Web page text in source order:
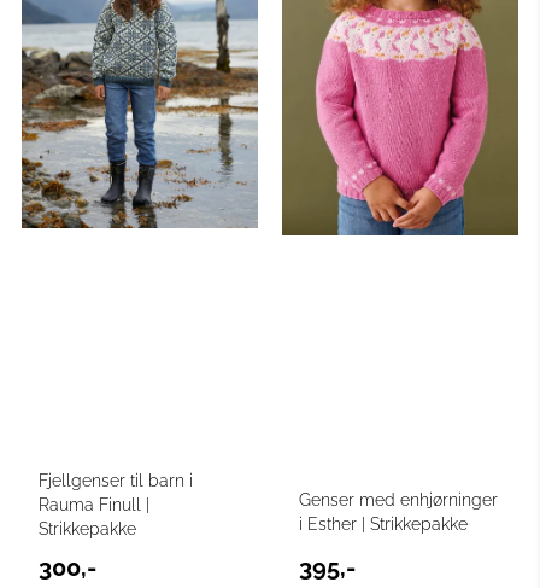
Fjellgenser til barn i
Rauma Finull |
Strikkepakke
300,-
Genser med enhjørninger
i Esther | Strikkepakke
395,-